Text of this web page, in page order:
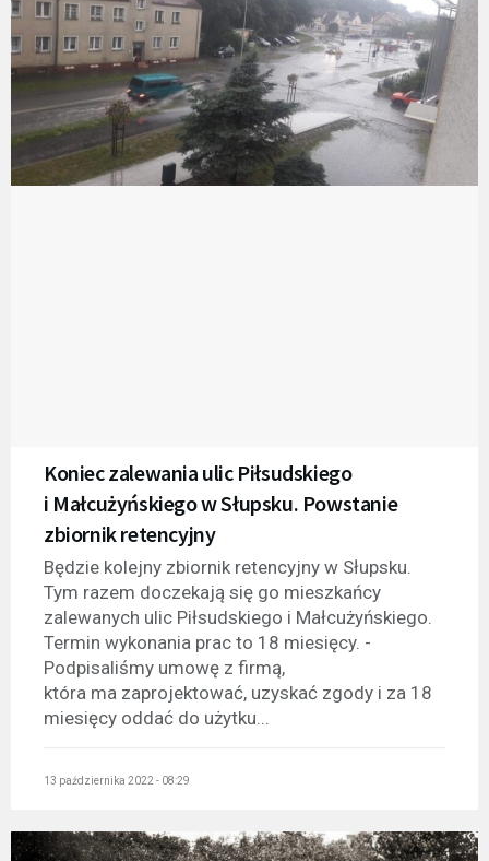
Koniec zalewania ulic Piłsudskiego
i Małcużyńskiego w Słupsku. Powstanie
zbiornik retencyjny
Będzie kolejny zbiornik retencyjny w Słupsku.
Tym razem doczekają się go mieszkańcy
zalewanych ulic Piłsudskiego i Małcużyńskiego.
Termin wykonania prac to 18 miesięcy. -
Podpisaliśmy umowę z firmą,
która ma zaprojektować, uzyskać zgody i za 18
miesięcy oddać do użytku...
13 października 2022 - 08:29